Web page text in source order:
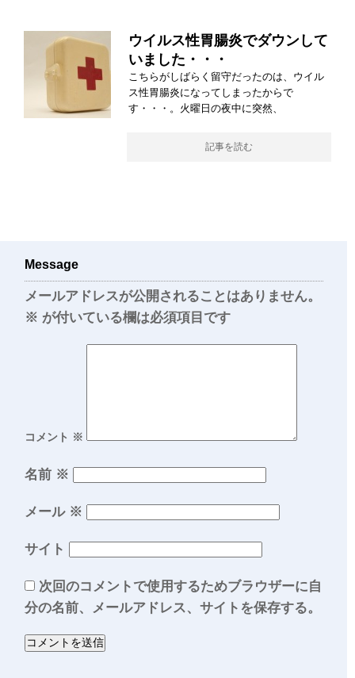
ウイルス性胃腸炎でダウンして
いました・・・
こちらがしばらく留守だったのは、ウイル
ス性胃腸炎になってしまったからで
す・・・。火曜日の夜中に突然、
記事を読む
Message
メールアドレスが公開されることはありません。
※ が付いている欄は必須項目です
コメント ※
名前 ※
メール ※
サイト
次回のコメントで使用するためブラウザーに自
分の名前、メールアドレス、サイトを保存する。